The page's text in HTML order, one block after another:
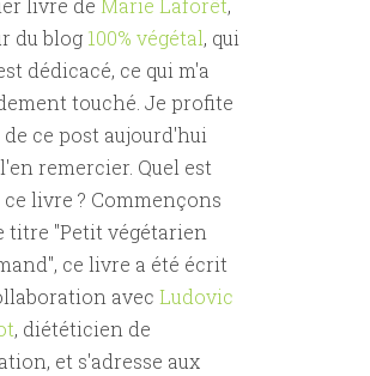
livre de Marie Laforêt,
du blog 100% végétal, qui
dédicacé, ce qui m'a
touché. Je profite
ce post aujourd'hui
remercier. Quel est
livre ? Commençons
titre "Petit végétarien
ce livre a été écrit
avec Ludovic
, diététicien de
et s'adresse aux